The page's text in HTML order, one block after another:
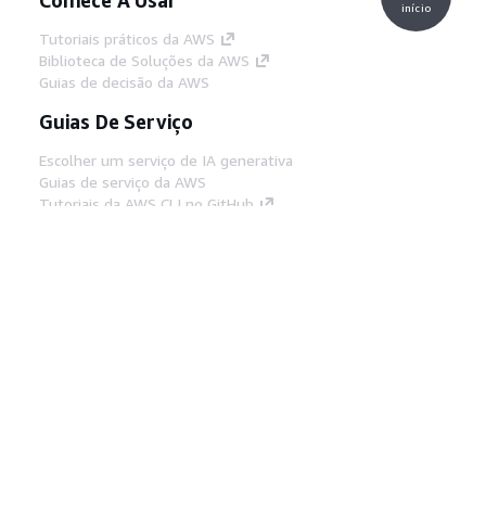
Tutoriais práticos da AWS
Biblioteca de Soluções da AWS
Guias de decisão da AWS
Guias De Serviço
Escolher um serviço de IA generativa
Guias de serviço da AWS
Tutoriais da AWS CLI no GitHub
início